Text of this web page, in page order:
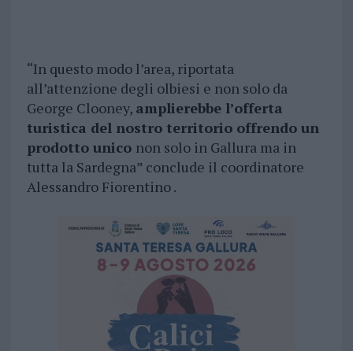
“In questo modo l’area, riportata
all’attenzione degli olbiesi e non solo da
George Clooney, amplierebbe l’offerta
turistica del nostro territorio offrendo un
prodotto unico non solo in Gallura ma in
tutta la Sardegna” conclude il coordinatore
Alessandro Fiorentino .